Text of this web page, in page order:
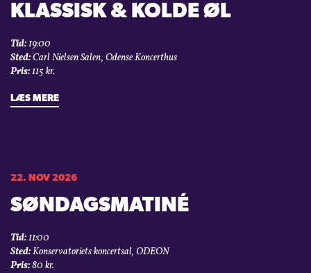
KLASSISK & KOLDE ØL
Tid:19:00
Sted:Carl Nielsen Salen, Odense Koncerthus
Pris:115 kr.
LÆS MERE
22. NOV 2026
SØNDAGSMATINÉ
Tid:11:00
Sted:Konservatoriets koncertsal, ODEON
Pris:80 kr.